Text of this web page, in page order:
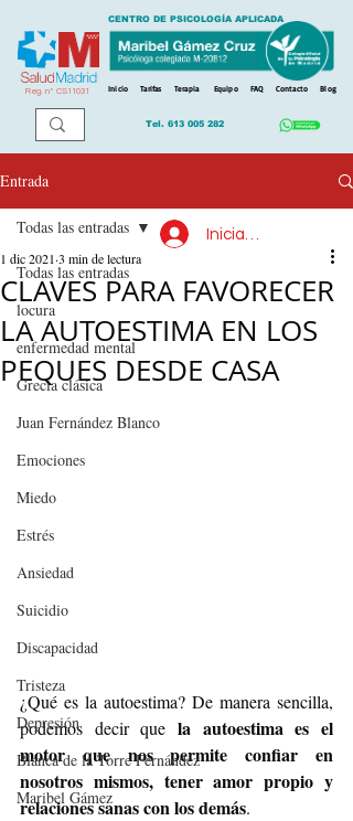
Reg. nº CS11031
CENTRO DE PSICOLOGÍA APLICADA
Inicio Tarifas Terapia Equipo FAQ Contacto Blog
Tel. 613 005 282
Entrada
Todas las entradas
locura
enfermedad mental
Grecia clásica
Juan Fernández Blanco
Emociones
Miedo
Estrés
Ansiedad
Suicidio
Discapacidad
Tristeza
Depresión
Blanca de la Torre Fernández
Maribel Gámez
Todas las entradas
CLAVES PARA FAVORECER
LA AUTOESTIMA EN LOS
PEQUES DESDE CASA
1 dic 2021 3 min de lectura
¿Qué es la autoestima? De manera sencilla,
podemos decir que la autoestima es el
motor que nos permite confiar en
nosotros mismos, tener amor propio y
relaciones sanas con los demás.
Iniciar sesión